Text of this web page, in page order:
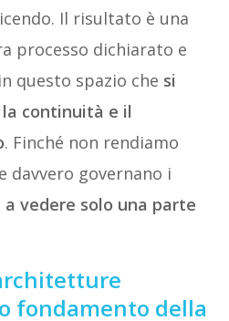
Il risultato è una
processo dichiarato e
questo spazio che si
continuità e il
. Finché non rendiamo
davvero governano i
a vedere solo una parte
fondamento della